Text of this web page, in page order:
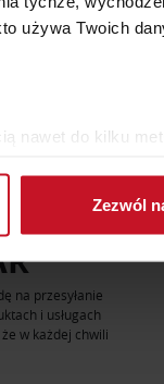
używa Twoich
nawet do kilku
ustaw własne
partnerom
otrzymanymi
Zezwól
na przesyłanie
i usługach
w każdej chwili